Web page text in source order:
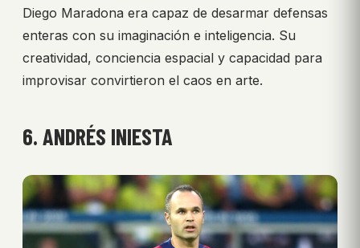
Diego Maradona era capaz de desarmar defensas
enteras con su imaginación e inteligencia. Su
creatividad, conciencia espacial y capacidad para
improvisar convirtieron el caos en arte.
6. ANDRÉS INIESTA